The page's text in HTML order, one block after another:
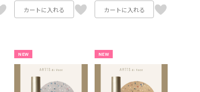
カートに入れる
カートに入れる
NEW NEW